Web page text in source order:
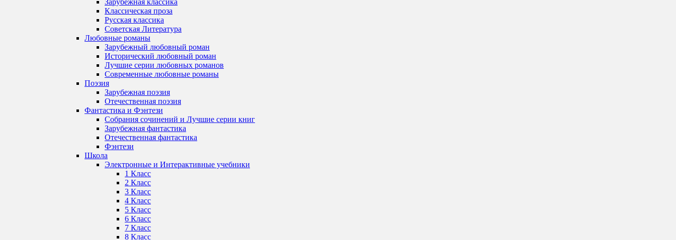
Зарубежная классика
Классическая проза
Русская классика
Советская Литература
Любовные романы
Зарубежный любовный роман
Исторический любовный роман
Лучшие серии любовных романов
Современные любовные романы
Поэзия
Зарубежная поэзия
Отечественная поэзия
Фантастика и Фэнтези
Собрания сочинений и Лучшие серии книг
Зарубежная фантастика
Отечественная фантастика
Фэнтези
Школа
Электронные и Интерактивные учебники
1 Класс
2 Класс
3 Класс
4 Класс
5 Класс
6 Класс
7 Класс
8 Класс